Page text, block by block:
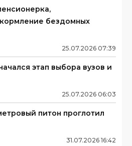
бездомных
25.07.2026 07:39
этап выбора вузов и
25.07.2026 06:03
питон проглотил
31.07.2026 16:42